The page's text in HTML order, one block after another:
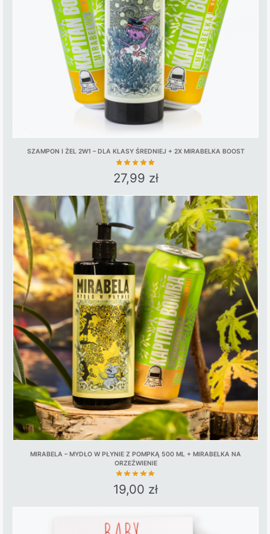
be
chosen
on
the
product
page
SZAMPON I ŻEL 2W1 – DLA KLASY ŚREDNIEJ + 2X MIRABELKA BOOST
27,99 zł
MIRABELA – MYDŁO W PŁYNIE Z POMPKĄ 500 ML + MIRABELKA NA
ORZEŹWIENIE
19,00 zł